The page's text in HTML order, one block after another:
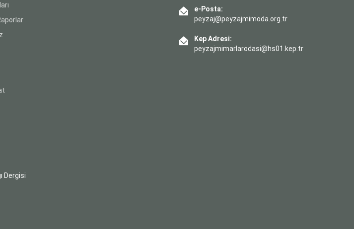
Dergisi
e-Posta:
peyzaj@peyzajmimoda.org.tr
Kep Adresi:
peyzajmimarlarodasi@hs01.kep.tr